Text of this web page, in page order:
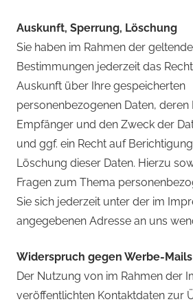
Auskunft, Sperrung, Löschung
Sie haben im Rahmen der
Bestimmungen jederzeit das
Auskunft über Ihre gespeicherten
personenbezogenen Daten,
Empfänger und den Zweck der
und ggf. ein Recht auf
Löschung dieser Daten. Hierzu
Fragen zum Thema
Sie sich jederzeit unter der im
angegebenen Adresse an uns
Widerspruch gegen Werbe-Mails
Der Nutzung von im Rahmen der
veröffentlichten Kontaktdaten zur